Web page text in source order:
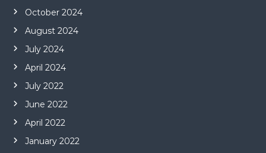
October 2024
August 2024
July 2024
April 2024
July 2022
June 2022
April 2022
January 2022